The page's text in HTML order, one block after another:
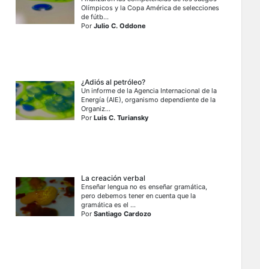
Olímpicos y la Copa América de selecciones
de fútb...
PorJulio C. Oddone
¿Adiós al petróleo?
Un informe de la Agencia Internacional de la
Energía (AIE), organismo dependiente de la
Organiz...
PorLuis C. Turiansky
La creación verbal
Enseñar lengua no es enseñar gramática,
pero debemos tener en cuenta que la
gramática es el ...
PorSantiago Cardozo